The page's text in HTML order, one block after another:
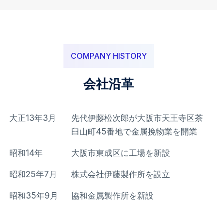
COMPANY HISTORY
会社沿革
大正13年3月
先代伊藤松次郎が大阪市天王寺区茶
臼山町45番地で金属挽物業を開業
昭和14年 大阪市東成区に工場を新設
昭和25年7月 株式会社伊藤製作所を設立
昭和35年9月 協和金属製作所を新設